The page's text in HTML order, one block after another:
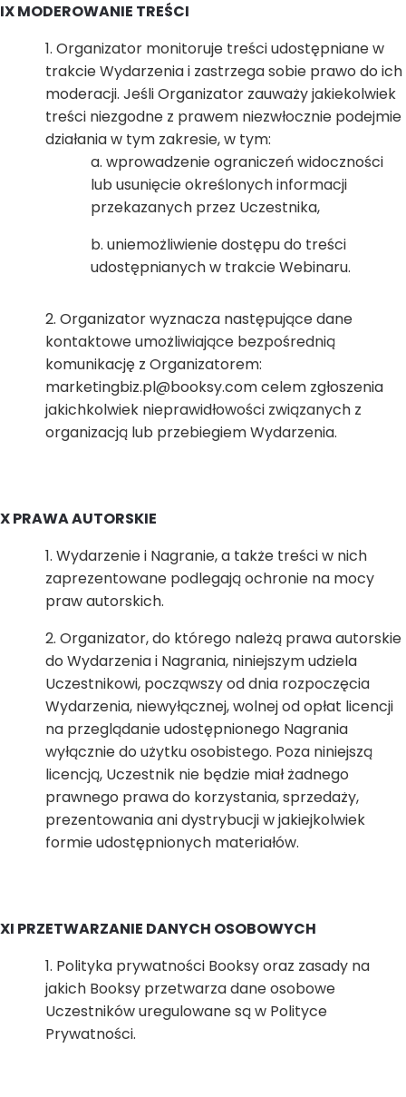
IX MODEROWANIE TREŚCI
Organizator monitoruje treści udostępniane w
trakcie Wydarzenia i zastrzega sobie prawo do ich
moderacji. Jeśli Organizator zauważy jakiekolwiek
treści niezgodne z prawem niezwłocznie podejmie
działania w tym zakresie, w tym:
wprowadzenie ograniczeń widoczności
lub usunięcie określonych informacji
przekazanych przez Uczestnika,
uniemożliwienie dostępu do treści
udostępnianych w trakcie Webinaru.
Organizator wyznacza następujące dane
kontaktowe umożliwiające bezpośrednią
komunikację z Organizatorem:
marketingbiz.pl@booksy.com celem zgłoszenia
jakichkolwiek nieprawidłowości związanych z
organizacją lub przebiegiem Wydarzenia.
X PRAWA AUTORSKIE
Wydarzenie i Nagranie, a także treści w nich
zaprezentowane podlegają ochronie na mocy
praw autorskich.
Organizator, do którego należą prawa autorskie
do Wydarzenia i Nagrania, niniejszym udziela
Uczestnikowi, począwszy od dnia rozpoczęcia
Wydarzenia, niewyłącznej, wolnej od opłat licencji
na przeglądanie udostępnionego Nagrania
wyłącznie do użytku osobistego. Poza niniejszą
licencją, Uczestnik nie będzie miał żadnego
prawnego prawa do korzystania, sprzedaży,
prezentowania ani dystrybucji w jakiejkolwiek
formie udostępnionych materiałów.
XI PRZETWARZANIE DANYCH OSOBOWYCH
Polityka prywatności Booksy oraz zasady na
jakich Booksy przetwarza dane osobowe
Uczestników uregulowane są w Polityce
Prywatności.